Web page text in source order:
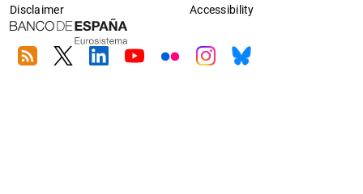
Disclaimer Accessibility
RSS TwitterLinkedin
YoutubeFlickrInstagram
Bluesky